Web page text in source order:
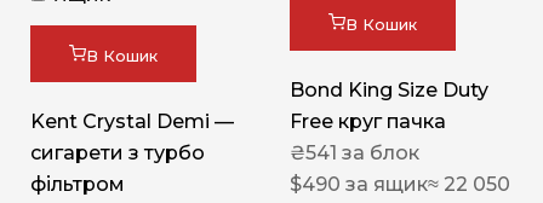
В Кошик
Kent Crystal Demi —
сигарети з турбо
фільтром
В Кошик
Bond King Size Duty
Free круг пачка
₴541 за блок
$490 за ящик≈ 22 050